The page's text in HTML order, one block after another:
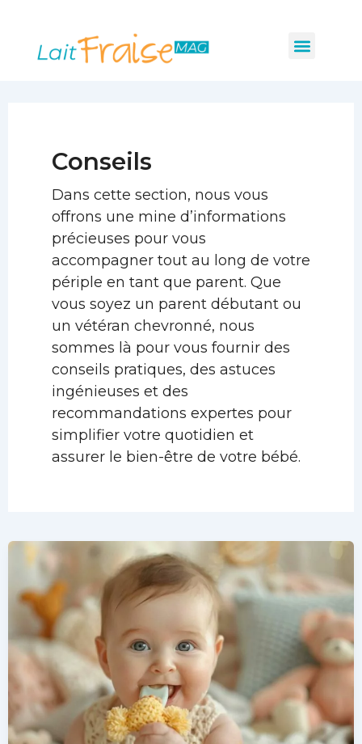
contenu
Menu
Conseils
Dans cette section, nous vous
offrons une mine d’informations
précieuses pour vous
accompagner tout au long de votre
périple en tant que parent. Que
vous soyez un parent débutant ou
un vétéran chevronné, nous
sommes là pour vous fournir des
conseils pratiques, des astuces
ingénieuses et des
recommandations expertes pour
simplifier votre quotidien et
assurer le bien-être de votre bébé.